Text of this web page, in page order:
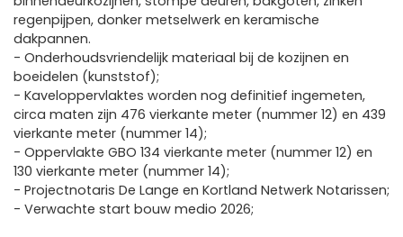
regenpijpen, donker metselwerk en keramische
dakpannen.
- Onderhoudsvriendelijk materiaal bij de kozijnen en
boeidelen (kunststof);
- Kaveloppervlaktes worden nog definitief ingemeten,
circa maten zijn 476 vierkante meter (nummer 12) en 439
vierkante meter (nummer 14);
- Oppervlakte GBO 134 vierkante meter (nummer 12) en
130 vierkante meter (nummer 14);
- Projectnotaris De Lange en Kortland Netwerk Notarissen;
- Verwachte start bouw medio 2026;